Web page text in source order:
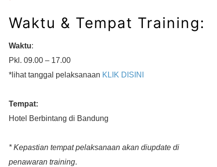
Waktu & Tempat Training:
Waktu:
Pkl. 09.00 – 17.00
*lihat tanggal pelaksanaan KLIK DISINI
Tempat:
Hotel Berbintang di Bandung
* Kepastian tempat pelaksanaan akan diupdate di
penawaran training.